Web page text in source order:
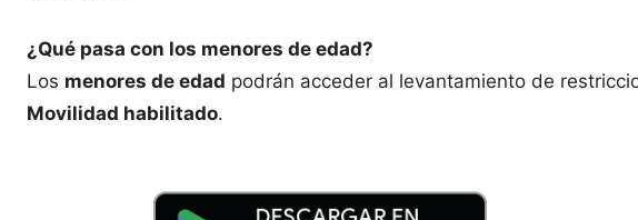
¿Qué pasa con los menores de edad?
Los menores de edad podrán acceder al levantamiento de
Movilidad habilitado.